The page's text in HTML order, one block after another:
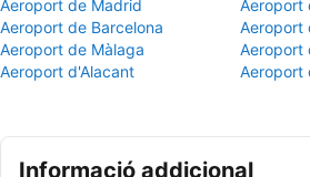
Aeroport de Madrid
Aeroport
Aeroport de Barcelona
Aeroport
Aeroport de Màlaga
Aeroport
Aeroport d'Alacant
Aeroport
Informació addicional